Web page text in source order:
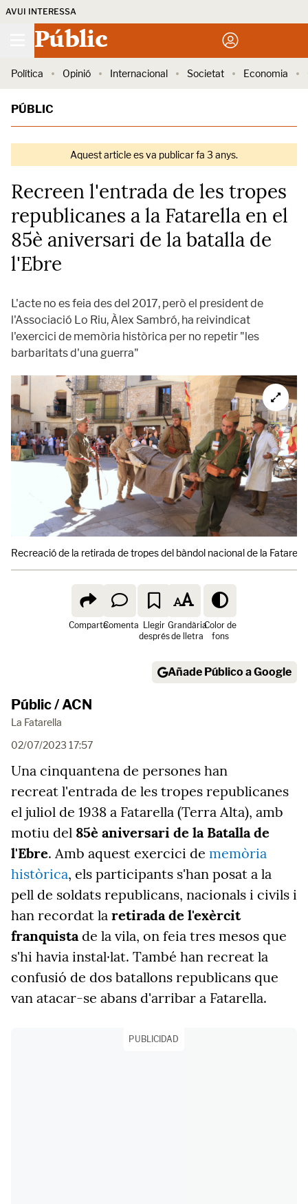
AVUI INTERESSA
Públic
Política Opinió Internacional Societat Economia
PÚBLIC
Aquest article es va publicar fa 3 anys.
Recreen l'entrada de les tropes
republicanes a la Fatarella en el
85è aniversari de la batalla de
l'Ebre
L'acte no es feia des del 2017, però el president de
l'Associació Lo Riu, Àlex Sambró, ha reivindicat
l'exercici de memòria històrica per no repetir "les
barbaritats d'una guerra"
Recreació de la retirada de tropes del bàndol nacional de la
ComparteComenta Llegir
després
Grandària
de lletra
Color de
fons
Añade Público a Google
Públic / ACN
La Fatarella
02/07/2023 17:57
Una cinquantena de persones han
recreat l'entrada de les tropes republicanes
el juliol de 1938 a Fatarella (Terra Alta), amb
motiu del 85è aniversari de la Batalla de
l'Ebre. Amb aquest exercici de memòria
històrica, els participants s'han posat a la
pell de soldats republicans, nacionals i civils i
han recordat la retirada de l'exèrcit
franquistade la vila, on feia tres mesos que
s'hi havia instal·lat. També han recreat la
confusió de dos batallons republicans que
van atacar-se abans d'arribar a Fatarella.
PUBLICIDAD